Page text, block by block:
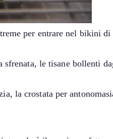
per entrare nel bikini
le tisane bollenti
la crostata per